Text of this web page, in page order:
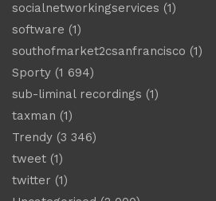
socialnetworkingservices (1)
software (1)
southofmarket2csanfrancisco (1)
Sporty (1 694)
sub-liminal recordings (1)
taxman (1)
Trendy (3 346)
tweet (1)
twitter (1)